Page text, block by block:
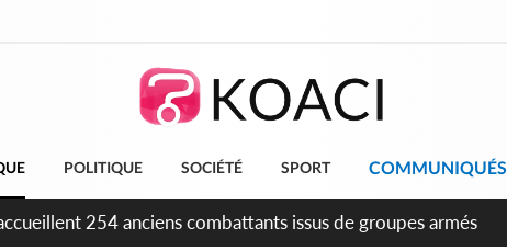
POLITIQUE SOCIÉTÉ SPORT COMMUNIQUÉS
FIF, le frère de feu Sidy Diallo se lance dans la course